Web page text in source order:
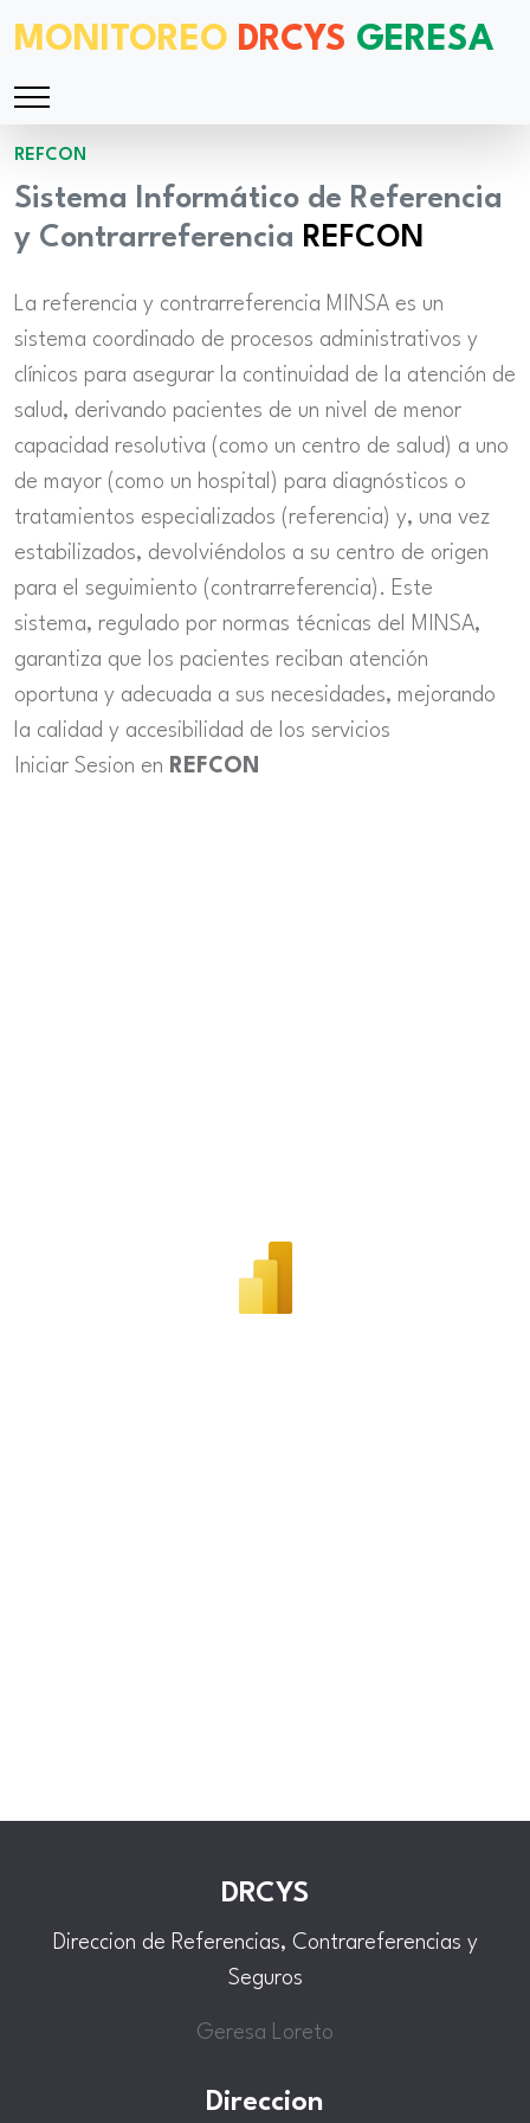
MONITOREO DRCYS GERESA
REFCON
Sistema Informático de Referencia
y Contrarreferencia REFCON
La referencia y contrarreferencia MINSA es un
sistema coordinado de procesos administrativos y
clínicos para asegurar la continuidad de la atención de
salud, derivando pacientes de un nivel de menor
capacidad resolutiva (como un centro de salud) a uno
de mayor (como un hospital) para diagnósticos o
tratamientos especializados (referencia) y, una vez
estabilizados, devolviéndolos a su centro de origen
para el seguimiento (contrarreferencia). Este
sistema, regulado por normas técnicas del MINSA,
garantiza que los pacientes reciban atención
oportuna y adecuada a sus necesidades, mejorando
la calidad y accesibilidad de los servicios
Iniciar Sesion en REFCON
DRCYS
Direccion de Referencias, Contrareferencias y
Seguros
Geresa Loreto
Direccion